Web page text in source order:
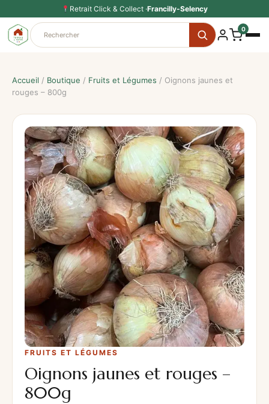
contenu
Retrait Click & Collect ·Francilly-Selency
0
Accueil / Boutique / Fruits et Légumes / Oignons jaunes et
rouges – 800g
FRUITS ET LÉGUMES
Oignons jaunes et rouges –
800g